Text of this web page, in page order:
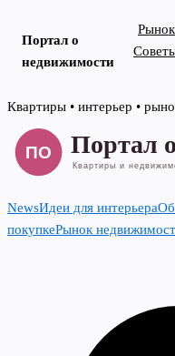
Портал о
недвижимости
Skip
content
Квартиры • интерьер •
NewsИдеи для интерьера
покупкеРынок